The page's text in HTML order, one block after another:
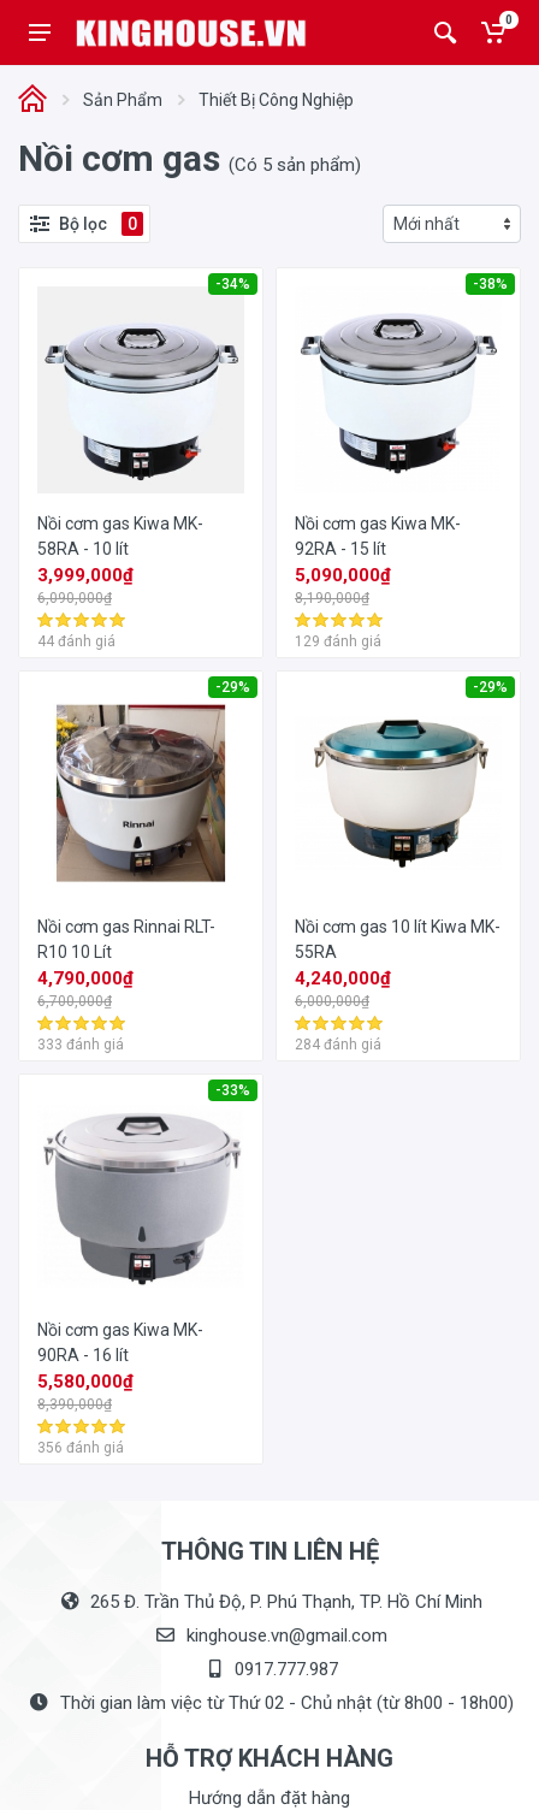
0
Sản Phẩm Thiết Bị Công Nghiệp
Nồi cơm gas (Có 5 sản phẩm)
Bộ lọc 0
-34%
Nồi cơm gas Kiwa MK-
58RA - 10 lít
3,999,000₫
6,090,000₫
44 đánh giá
-38%
Nồi cơm gas Kiwa MK-
92RA - 15 lít
5,090,000₫
8,190,000₫
129 đánh giá
-29%
Nồi cơm gas Rinnai RLT-
R10 10 Lít
4,790,000₫
6,700,000₫
333 đánh giá
-29%
Nồi cơm gas 10 lít Kiwa MK-
55RA
4,240,000₫
6,000,000₫
284 đánh giá
-33%
Nồi cơm gas Kiwa MK-
90RA - 16 lít
5,580,000₫
8,390,000₫
356 đánh giá
THÔNG TIN LIÊN HỆ
265 Đ. Trần Thủ Độ, P. Phú Thạnh, TP. Hồ Chí Minh
kinghouse.vn@gmail.com
0917.777.987
Thời gian làm việc từ Thứ 02 - Chủ nhật (từ 8h00 - 18h00)
HỖ TRỢ KHÁCH HÀNG
Hướng dẫn đặt hàng